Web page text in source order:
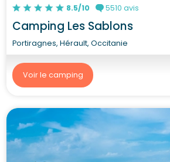
8.5/10 5510 avis
Camping Les Sablons
Portiragnes, Hérault, Occitanie
Voir le camping